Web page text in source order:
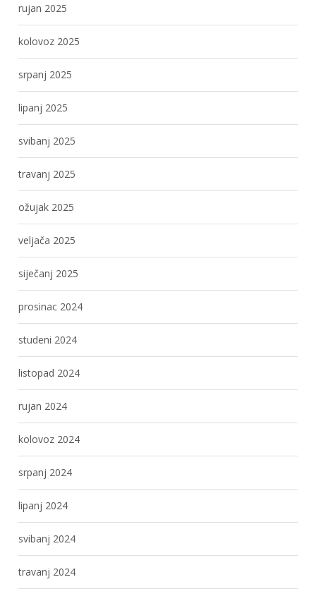
rujan 2025
kolovoz 2025
srpanj 2025
lipanj 2025
svibanj 2025
travanj 2025
ožujak 2025
veljača 2025
siječanj 2025
prosinac 2024
studeni 2024
listopad 2024
rujan 2024
kolovoz 2024
srpanj 2024
lipanj 2024
svibanj 2024
travanj 2024